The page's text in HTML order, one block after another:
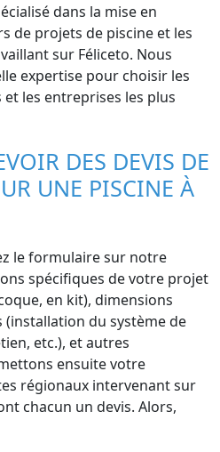
dans la mise en
de projets de piscine et les
sur Féliceto. Nous
expertise pour choisir les
les entreprises les plus
DES DEVIS DE
UNE PISCINE À
le formulaire sur notre
spécifiques de votre projet
en kit), dimensions
(installation du système de
etc.), et autres
ensuite votre
régionaux intervenant sur
chacun un devis. Alors,